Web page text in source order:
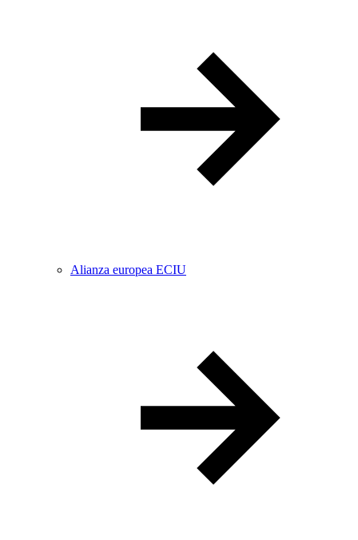
Alianza europea ECIU